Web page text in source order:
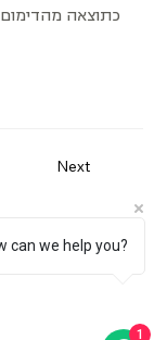
כתוצאה
Next
can we help you?
1